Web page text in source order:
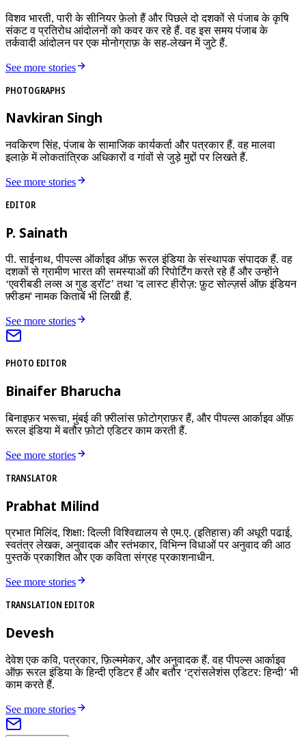
विशव भारती, पारी के सीनियर फ़ेलो हैं और पिछले दो दशकों से पंजाब के कृषि
संकट व प्रतिरोध आंदोलनों को कवर कर रहे हैं. वह इस समय पंजाब के
तर्कवादी आंदोलन पर एक मोनोग्राफ़ के सह-लेखन में जुटे हैं.
See more stories
PHOTOGRAPHS
Navkiran Singh
नवकिरण सिंह, पंजाब के सामाजिक कार्यकर्ता और पत्रकार हैं. वह मालवा
इलाक़े में लोकतांत्रिक अधिकारों व गांवों से जुड़े मुद्दों पर लिखते हैं.
See more stories
EDITOR
P. Sainath
पी. साईनाथ, पीपल्स ऑर्काइव ऑफ़ रूरल इंडिया के संस्थापक संपादक हैं. वह
दशकों से ग्रामीण भारत की समस्याओं की रिपोर्टिंग करते रहे हैं और उन्होंने
‘एवरीबडी लव्स अ गुड ड्रॉट’ तथा 'द लास्ट हीरोज़: फ़ुट सोल्ज़र्स ऑफ़ इंडियन
फ़्रीडम' नामक किताबें भी लिखी हैं.
See more stories
PHOTO EDITOR
Binaifer Bharucha
बिनाइफ़र भरूचा, मुंबई की फ़्रीलांस फ़ोटोग्राफ़र हैं, और पीपल्स आर्काइव ऑफ़
रूरल इंडिया में बतौर फ़ोटो एडिटर काम करती हैं.
See more stories
TRANSLATOR
Prabhat Milind
प्रभात मिलिंद, शिक्षा: दिल्ली विश्विद्यालय से एम.ए. (इतिहास) की अधूरी पढाई,
स्वतंत्र लेखक, अनुवादक और स्तंभकार, विभिन्न विधाओं पर अनुवाद की आठ
पुस्तकें प्रकाशित और एक कविता संग्रह प्रकाशनाधीन.
See more stories
TRANSLATION EDITOR
Devesh
देवेश एक कवि, पत्रकार, फ़िल्ममेकर, और अनुवादक हैं. वह पीपल्स आर्काइव
ऑफ़ रूरल इंडिया के हिन्दी एडिटर हैं और बतौर ‘ट्रांसलेशंस एडिटर: हिन्दी’ भी
काम करते हैं.
See more stories